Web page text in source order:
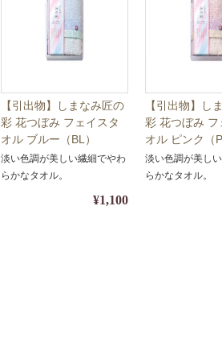
【引出物】しまなみ匠の
彩 花つぼみ フェイスタ
オル ブルー（BL）
Y40-02【ギフト・名披露
目・タオル】【包装・熨
淡い色調が美しい繊細でやわ
らかなタオル。
¥1,100
【引出物】し
彩 花つぼみ フ
オル ピンク
01【ギフト・
タオル】【包
淡い色調が美し
らかなタオル。